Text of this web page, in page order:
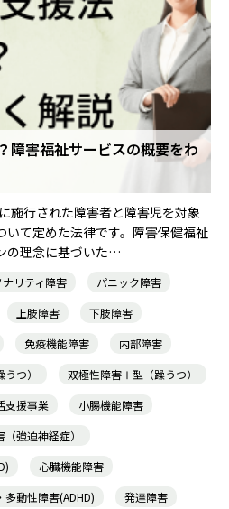
障害福祉サービスの概要をわ
施行された障害者と障害児を対象
いて定めた法律です。障害保健福祉
の理念に基づいた…
ナリティ障害
パニック障害
上肢障害
下肢障害
免疫機能障害
内部障害
つ）
双極性障害Ⅰ型（躁うつ）
支援事業
小腸機能障害
強迫神経症）
心臓機能障害
多動性障害(ADHD)
発達障害